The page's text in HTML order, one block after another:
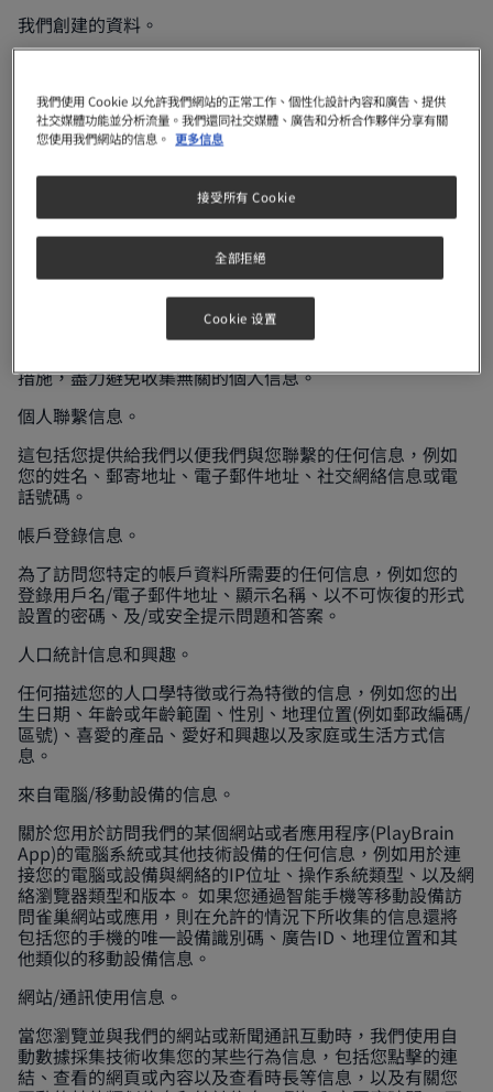
我們創建的資料。
來自其他來源的數據。
WhatsPlayBrain App)，市場研究(如果反饋不是以匿名方
式的)， 第三方數據整合公司，雀巢促銷活動的合作夥伴，
公開渠道，和我們通過收購其他公司而獲得的數據。
2. 我們收集的您的個人信息以及我們如何收集您的
個人信息
根據您與雀巢的互動方式(線上、線下、通過電話等)，我們
措施，盡力避免收集無關的個人信息。
個人聯繫信息。
這包括您提供給我們以便我們與您聯繫的任何信息，例如
您的姓名、郵寄地址、電子郵件地址、社交網絡信息或電
話號碼。
帳戶登錄信息。
為了訪問您特定的帳戶資料所需要的任何信息，例如您的
登錄用戶名/電子郵件地址、顯示名稱、以不可恢復的形式
設置的密碼、及/或安全提示問題和答案。
人口統計信息和興趣。
任何描述您的人口學特徵或行為特徵的信息，例如您的出
生日期、年齡或年齡範圍、性別、地理位置(例如郵政編碼/
區號)、喜愛的產品、愛好和興趣以及家庭或生活方式信
息。
來自電腦/移動設備的信息。
關於您用於訪問我們的某個網站或者應用程序(PlayBrain
App)的電腦系統或其他技術設備的任何信息，例如用於連
接您的電腦或設備與網絡的IP位址、操作系統類型、以及網
絡瀏覽器類型和版本。 如果您通過智能手機等移動設備訪
問雀巢網站或應用，則在允許的情況下所收集的信息還將
包括您的手機的唯一設備識別碼、廣告ID、地理位置和其
他類似的移動設備信息。
網站/通訊使用信息。
當您瀏覽並與我們的網站或新聞通訊互動時，我們使用自
動數據採集技術收集您的某些行為信息，包括您點擊的連
結、查看的網頁或內容以及查看時長等信息，以及有關您
我們使用 Cookie 以允許我們網站的正常工作、個性化設計內容和廣告、提供
社交媒體功能並分析流量。我們還同社交媒體、廣告和分析合作夥伴分享有關
您使用我們網站的信息。 更多信息
全部拒絕
接受所有 Cookie
Cookie 设置